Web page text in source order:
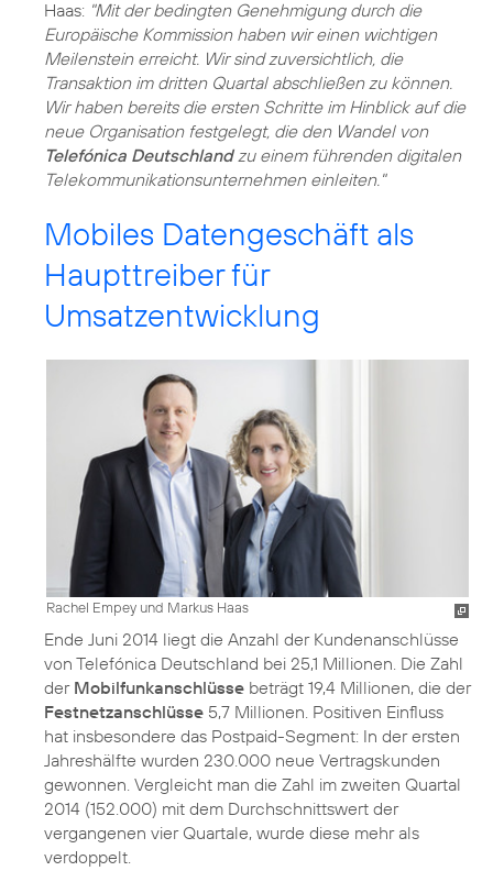
Haas: "Mit der bedingten Genehmigung durch die
Europäische Kommission haben wir einen wichtigen
Meilenstein erreicht. Wir sind zuversichtlich, die
Transaktion im dritten Quartal abschließen zu können.
Wir haben bereits die ersten Schritte im Hinblick auf die
neue Organisation festgelegt, die den Wandel von
Telefónica Deutschlandzu einem führenden digitalen
Telekommunikationsunternehmen einleiten."
Mobiles Datengeschäft als
Haupttreiber für
Umsatzentwicklung
Rachel Empey und Markus Haas
Ende Juni 2014 liegt die Anzahl der Kundenanschlüsse
von Telefónica Deutschland bei 25,1 Millionen. Die Zahl
der Mobilfunkanschlüsse beträgt 19,4 Millionen, die der
Festnetzanschlüsse 5,7 Millionen. Positiven Einfluss
hat insbesondere das Postpaid-Segment: In der ersten
Jahreshälfte wurden 230.000 neue Vertragskunden
gewonnen. Vergleicht man die Zahl im zweiten Quartal
2014 (152.000) mit dem Durchschnittswert der
vergangenen vier Quartale, wurde diese mehr als
verdoppelt.